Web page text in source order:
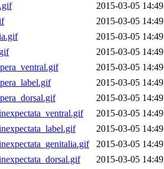
2015-03-05 14:49
2015-03-05 14:49
2015-03-05 14:49
2015-03-05 14:49
2015-03-05 14:49
2015-03-05 14:49
2015-03-05 14:49
2015-03-05 14:49
2015-03-05 14:49
2015-03-05 14:49
2015-03-05 14:49